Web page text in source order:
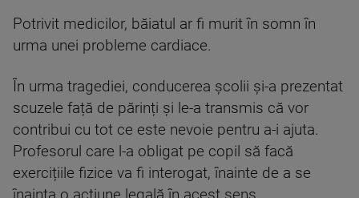
Potrivit medicilor, băiatul ar fi murit în somn în
urma unei probleme cardiace.
În urma tragediei, conducerea școlii și-a prezentat
scuzele față de părinți și le-a transmis că vor
contribui cu tot ce este nevoie pentru a-i ajuta.
Profesorul care l-a obligat pe copil să facă
exercițiile fizice va fi interogat, înainte de a se